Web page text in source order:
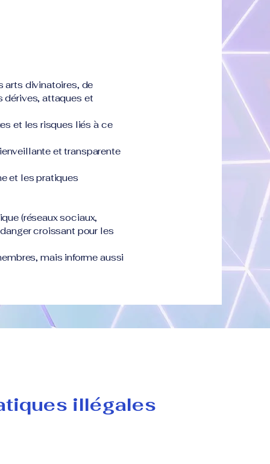
arts divinatoires, de
dérives, attaques et
et les risques liés à ce
et transparente
et les pratiques
(réseaux sociaux,
croissant pour les
mais informe aussi
illégales